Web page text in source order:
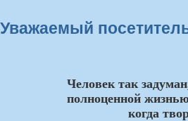
Уважаемый
Человек так
полноценной
когда